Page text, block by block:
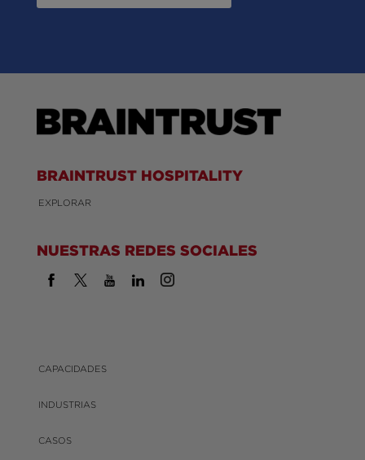
BRAINTRUST HOSPITALITY
EXPLORAR
NUESTRAS REDES SOCIALES
CAPACIDADES
INDUSTRIAS
CASOS